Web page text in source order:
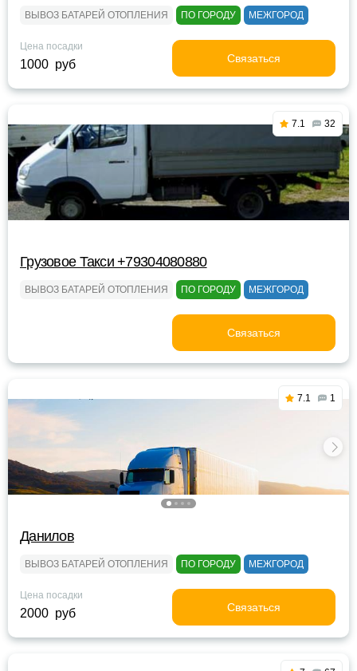
ВЫВОЗ БАТАРЕЙ ОТОПЛЕНИЯ ПО ГОРОДУ МЕЖГОРОД
Цена посадки
1000 руб Связаться
7.1 32
Грузовое Такси +79304080880
ВЫВОЗ БАТАРЕЙ ОТОПЛЕНИЯ ПО ГОРОДУ МЕЖГОРОД
Связаться
7.1 1
Данилов
ВЫВОЗ БАТАРЕЙ ОТОПЛЕНИЯ ПО ГОРОДУ МЕЖГОРОД
Цена посадки
2000 руб Связаться